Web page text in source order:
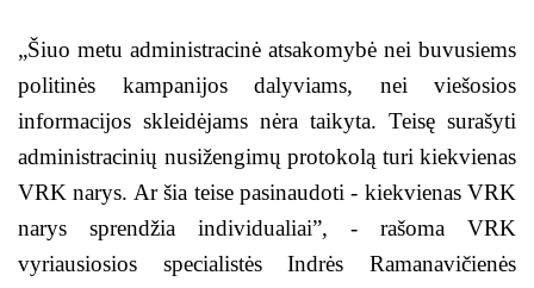
„Šiuo metu administracinė atsakomybė nei buvusiems
politinės kampanijos dalyviams, nei viešosios
informacijos skleidėjams nėra taikyta. Teisę surašyti
administracinių nusižengimų protokolą turi kiekvienas
VRK narys. Ar šia teise pasinaudoti - kiekvienas VRK
narys sprendžia individualiai”, - rašoma VRK
vyriausiosios specialistės Indrės Ramanavičienės